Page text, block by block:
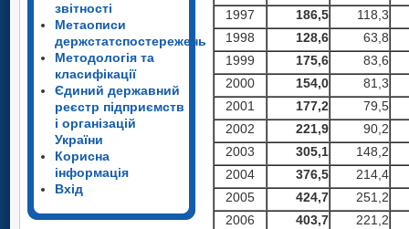
звітності
Метаописи
держстатспостережень
Методологія та
класифікації
Єдиний державний
реєстр підприємств
і організацій
України
Корисна
інформація
Вхід
1997
186,5
118,3
1998
128,6
63,8
1999
175,6
83,6
2000
154,0
81,3
2001
177,2
79,5
2002
221,9
90,2
2003
305,1
148,2
2004
376,5
214,4
2005
424,7
251,2
2006
403,7
221,2